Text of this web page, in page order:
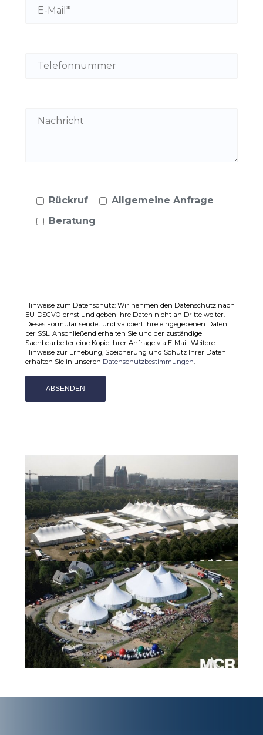
Rückruf
Allgemeine Anfrage
Beratung
Hinweise zum Datenschutz: Wir nehmen den Datenschutz nach
EU-DSGVO ernst und geben Ihre Daten nicht an Dritte weiter.
Dieses Formular sendet und validiert Ihre eingegebenen Daten
per SSL. Anschließend erhalten Sie und der zuständige
Sachbearbeiter eine Kopie Ihrer Anfrage via E-Mail. Weitere
Hinweise zur Erhebung, Speicherung und Schutz Ihrer Daten
erhalten Sie in unseren Datenschutzbestimmungen.